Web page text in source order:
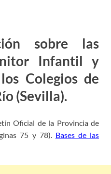
sobre las
Infantil y
Colegios de
(Sevilla).
Oficial de la Provincia de
75 y 78). Bases de las